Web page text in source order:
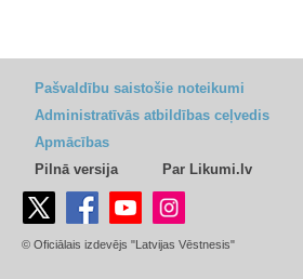
Pašvaldību saistošie noteikumi
Administratīvās atbildības ceļvedis
Apmācības
Pilnā versija
Par Likumi.lv
© Oficiālais izdevējs "Latvijas Vēstnesis"